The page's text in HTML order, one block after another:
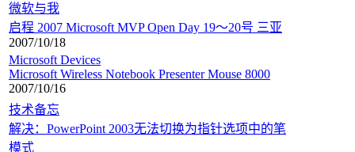
微软与我
启程 2007 Microsoft MVP Open Day 19～20号 三亚
2007/10/18
Microsoft Devices
Microsoft Wireless Notebook Presenter Mouse 8000
2007/10/16
技术备忘
解决：PowerPoint 2003无法切换为指针选项中的笔
模式